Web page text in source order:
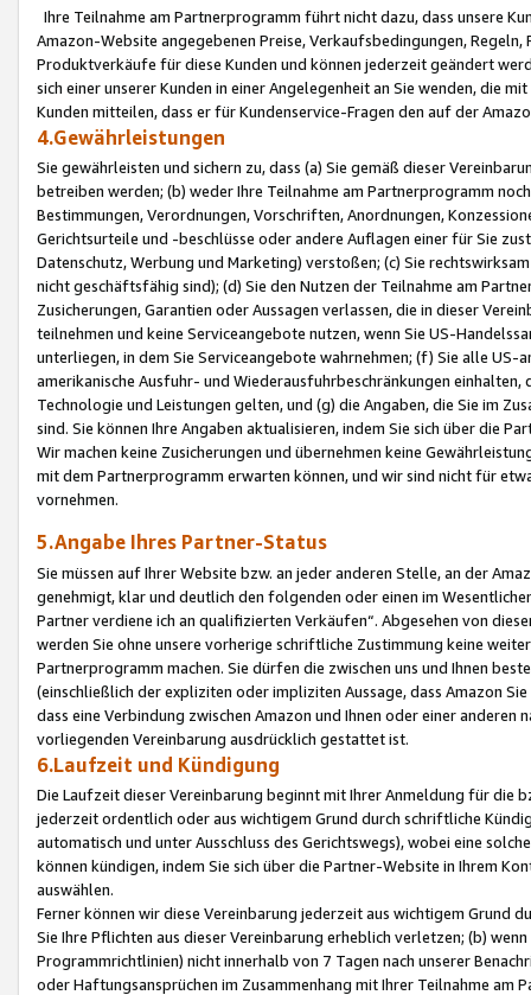
Ihre Teilnahme am Partnerprogramm führt nicht dazu, dass unsere
Amazon-Website angegebenen Preise, Verkaufsbedingungen,
Produktverkäufe für diese Kunden und können jederzeit geändert
sich einer unserer Kunden in einer Angelegenheit an Sie wenden, die
Kunden mitteilen, dass er für Kundenservice-Fragen den auf der
4.Gewährleistungen
Sie gewährleisten und sichern zu, dass (a) Sie gemäß dieser
betreiben werden; (b) weder Ihre Teilnahme am Partnerprogramm
Bestimmungen, Verordnungen, Vorschriften, Anordnungen,
Gerichtsurteile und -beschlüsse oder andere Auflagen einer für Sie
Datenschutz, Werbung und Marketing) verstoßen; (c) Sie
nicht geschäftsfähig sind); (d) Sie den Nutzen der Teilnahme am
Zusicherungen, Garantien oder Aussagen verlassen, die in dieser
teilnehmen und keine Serviceangebote nutzen, wenn Sie US-
unterliegen, in dem Sie Serviceangebote wahrnehmen; (f) Sie alle
amerikanische Ausfuhr- und Wiederausfuhrbeschränkungen
Technologie und Leistungen gelten, und (g) die Angaben, die Sie im
sind. Sie können Ihre Angaben aktualisieren, indem Sie sich über die
Wir machen keine Zusicherungen und übernehmen keine
mit dem Partnerprogramm erwarten können, und wir sind nicht für
vornehmen.
5.Angabe Ihres Partner-Status
Sie müssen auf Ihrer Website bzw. an jeder anderen Stelle, an der
genehmigt, klar und deutlich den folgenden oder einen im
Partner verdiene ich an qualifizierten Verkäufen“. Abgesehen von
werden Sie ohne unsere vorherige schriftliche Zustimmung keine
Partnerprogramm machen. Sie dürfen die zwischen uns und Ihnen
(einschließlich der expliziten oder impliziten Aussage, dass Amazon
dass eine Verbindung zwischen Amazon und Ihnen oder einer
vorliegenden Vereinbarung ausdrücklich gestattet ist.
6.Laufzeit und Kündigung
Die Laufzeit dieser Vereinbarung beginnt mit Ihrer Anmeldung für die
jederzeit ordentlich oder aus wichtigem Grund durch schriftliche
automatisch und unter Ausschluss des Gerichtswegs), wobei eine
können kündigen, indem Sie sich über die Partner-Website in Ihrem
auswählen.
Ferner können wir diese Vereinbarung jederzeit aus wichtigem Grund
Sie Ihre Pflichten aus dieser Vereinbarung erheblich verletzen; (b)
Programmrichtlinien) nicht innerhalb von 7 Tagen nach unserer
oder Haftungsansprüchen im Zusammenhang mit Ihrer Teilnahme am